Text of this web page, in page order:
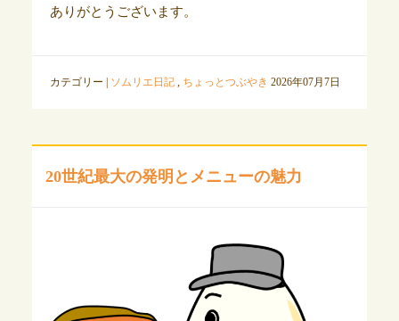
ありがとうございます。
カテゴリー | ソムリエ日記, ちょっとつぶやき 2026年07月7日
20世紀最大の発明とメニューの魅力